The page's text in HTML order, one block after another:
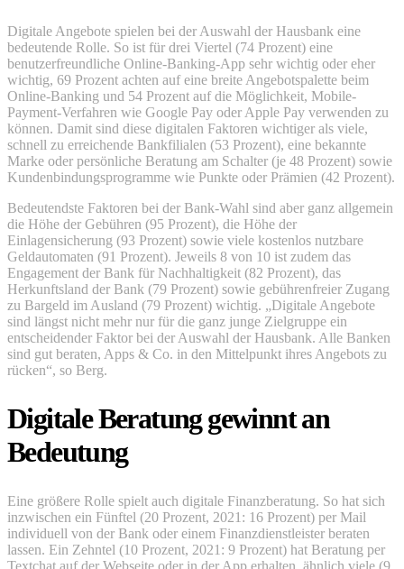
Digitale Angebote spielen bei der Auswahl der Hausbank eine
bedeutende Rolle. So ist für drei Viertel (74 Prozent) eine
benutzerfreundliche Online-Banking-App sehr wichtig oder eher
wichtig, 69 Prozent achten auf eine breite Angebotspalette beim
Online-Banking und 54 Prozent auf die Möglichkeit, Mobile-
Payment-Verfahren wie Google Pay oder Apple Pay verwenden zu
können. Damit sind diese digitalen Faktoren wichtiger als viele,
schnell zu erreichende Bankfilialen (53 Prozent), eine bekannte
Marke oder persönliche Beratung am Schalter (je 48 Prozent) sowie
Kundenbindungsprogramme wie Punkte oder Prämien (42 Prozent).
Bedeutendste Faktoren bei der Bank-Wahl sind aber ganz allgemein
die Höhe der Gebühren (95 Prozent), die Höhe der
Einlagensicherung (93 Prozent) sowie viele kostenlos nutzbare
Geldautomaten (91 Prozent). Jeweils 8 von 10 ist zudem das
Engagement der Bank für Nachhaltigkeit (82 Prozent), das
Herkunftsland der Bank (79 Prozent) sowie gebührenfreier Zugang
zu Bargeld im Ausland (79 Prozent) wichtig. „Digitale Angebote
sind längst nicht mehr nur für die ganz junge Zielgruppe ein
entscheidender Faktor bei der Auswahl der Hausbank. Alle Banken
sind gut beraten, Apps & Co. in den Mittelpunkt ihres Angebots zu
rücken“, so Berg.
Digitale Beratung gewinnt an
Bedeutung
Eine größere Rolle spielt auch digitale Finanzberatung. So hat sich
inzwischen ein Fünftel (20 Prozent, 2021: 16 Prozent) per Mail
individuell von der Bank oder einem Finanzdienstleister beraten
lassen. Ein Zehntel (10 Prozent, 2021: 9 Prozent) hat Beratung per
Textchat auf der Webseite oder in der App erhalten, ähnlich viele (9